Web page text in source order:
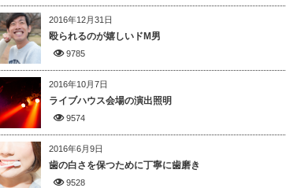
2016年12月31日
殴られるのが嬉しいドM男
9785
2016年10月7日
ライブハウス会場の演出照明
9574
2016年6月9日
歯の白さを保つために丁寧に歯磨き
9528